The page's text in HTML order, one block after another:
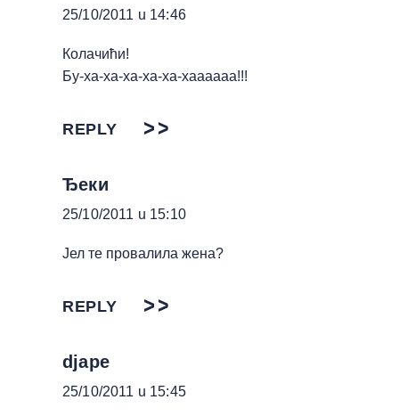
25/10/2011 u 14:46
Колачићи!
Бу-ха-ха-ха-ха-ха-хаааааа!!!
REPLY
Ђеки
25/10/2011 u 15:10
Јел те провалила жена?
REPLY
djape
25/10/2011 u 15:45